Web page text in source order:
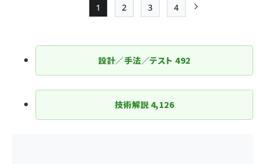
ジ
送
り
Page
1
Page
2
Page
3
Page
4
設計／手法／テスト492
技術解説 4,126